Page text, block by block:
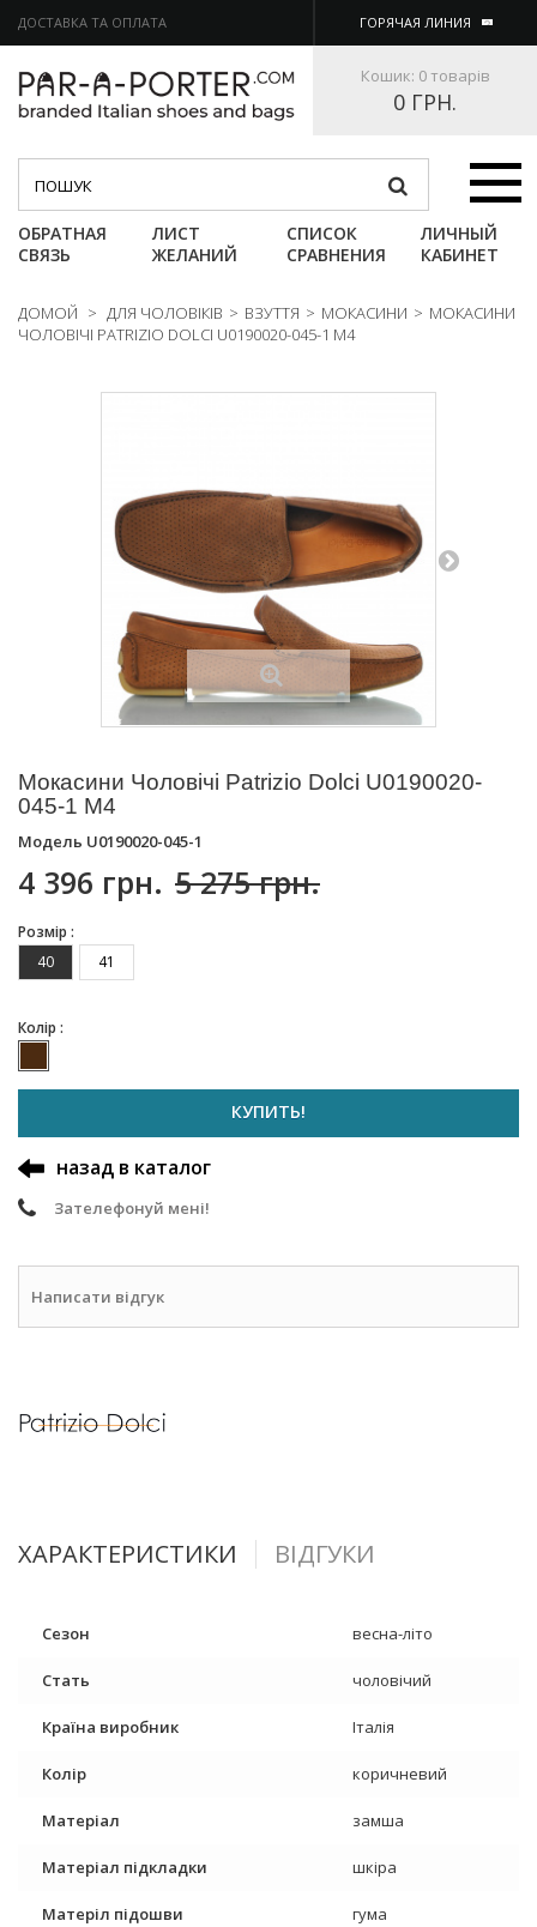
ДОСТАВКА ТА ОПЛАТА ГОРЯЧАЯ ЛИНИЯ
Кошик: 0 товарів
0 ГРН.
Категории
ОБРАТНАЯ
СВЯЗЬ
ЛИСТ
ЖЕЛАНИЙ
СПИСОК
СРАВНЕНИЯ
ЛИЧНЫЙ
КАБИНЕТ
ДОМОЙ > ДЛЯ ЧОЛОВІКІВ > ВЗУТТЯ > МОКАСИНИ > МОКАСИНИ
ЧОЛОВІЧІ PATRIZIO DOLCI U0190020-045-1 M4
Мокасини Чоловічі Patrizio Dolci U0190020-
045-1 M4
Модель U0190020-045-1
4 396 грн. 5 275 грн.
Розмір :
40
41
Колір :
КУПИТЬ!
назад в каталог
Зателефонуй мені!
Написати відгук
ХАРАКТЕРИСТИКИ ВІДГУКИ
Сезон весна-літо
Стать чоловічий
Країна виробник Італія
Колір коричневий
Матеріал замша
Матеріал підкладки шкіра
Матеріл підошви гума